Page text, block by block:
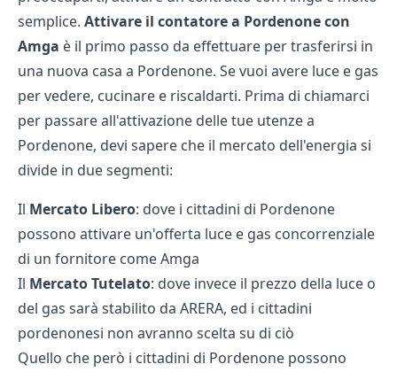
semplice. Attivare il contatore a Pordenone con
Amga è il primo passo da effettuare per trasferirsi in
una nuova casa a Pordenone. Se vuoi avere luce e gas
per vedere, cucinare e riscaldarti. Prima di chiamarci
per passare all'attivazione delle tue utenze a
Pordenone, devi sapere che il mercato dell'energia si
divide in due segmenti:
Il Mercato Libero: dove i cittadini di Pordenone
possono attivare un'offerta luce e gas concorrenziale
di un fornitore come Amga
Il Mercato Tutelato: dove invece il prezzo della luce o
del gas sarà stabilito da ARERA, ed i cittadini
pordenonesi non avranno scelta su di ciò
Quello che però i cittadini di Pordenone possono